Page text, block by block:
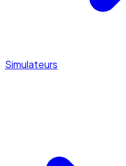
Simulateurs